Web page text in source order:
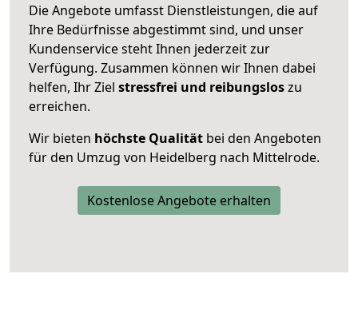
Die Angebote umfasst Dienstleistungen, die auf
Ihre Bedürfnisse abgestimmt sind, und unser
Kundenservice steht Ihnen jederzeit zur
Verfügung. Zusammen können wir Ihnen dabei
helfen, Ihr Ziel stressfrei und reibungsloszu
erreichen.
Wir bieten höchste Qualität bei den Angeboten
für den Umzug von Heidelberg nach Mittelrode.
Kostenlose Angebote erhalten